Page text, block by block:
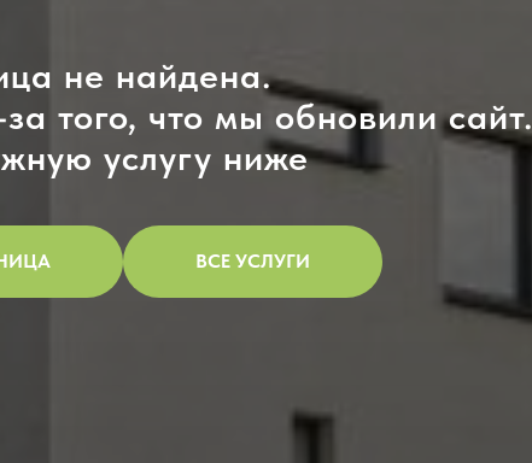
не найдена.
того, что мы обновили сайт.
услугу ниже
ВСЕ УСЛУГИ